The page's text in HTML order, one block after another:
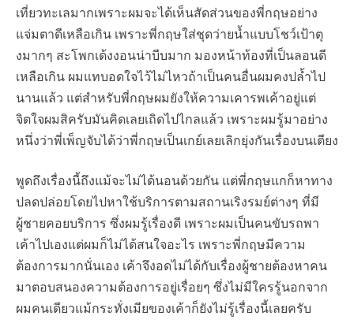
เที่ยวทะเลมากเพราะผมจะได้เห็นสัดส่วนของพี่กฤษอย่าง
แจ่มตาดีเหลือเกิน เพราะพี่กฤษใส่ชุดว่ายน้ำแบบโชว์เป้าตุ
งมากๆ สะโพกเด้งงอนน่าบีบมาก มองหน้าท้องที่เป็นลอนดี
เหลือเกิน ผมแทบอดใจไว้ไม่ไหวถ้าเป็นคนอื่นผมคงปล้ำไป
นานแล้ว แต่สำหรับพี่กฤษผมยังให้ความเคารพเค้าอยู่แต่
จิตใจผมสิครับมันคิดเลยเถิดไปไกลแล้ว เพราะผมรู้มาอย่าง
หนึ่งว่าพี่เพ็ญจับได้ว่าพี่กฤษเป็นเกย์เลยเลิกยุ่งกันเรื่องบนเตียง
พูดถึงเรื่องนี้ถึงแม้จะไม่ได้นอนด้วยกัน แต่พี่กฤษแกก็หาทาง
ปลดปล่อยโดยไปหาใช้บริการตามสถานเริงรมย์ต่างๆ ที่มี
ผู้ชายคอยบริการ ซึ่งผมรู้เรื่องดี เพราะผมเป็นคนขับรถพา
เค้าไปเองแต่ผมก็ไม่ได้สนใจอะไร เพราะพี่กฤษมีความ
ต้องการมากนั่นเอง เค้าจึงอดไม่ได้กับเรื่องผู้ชายต้องหาคน
มาตอบสนองความต้องการอยู่เรื่อยๆ ซึ่งไม่มีใครรู้นอกจาก
ผมคนเดียวแม้กระทั่งเมียของเค้าก็ยังไม่รู้เรื่องนี้เลยครับ